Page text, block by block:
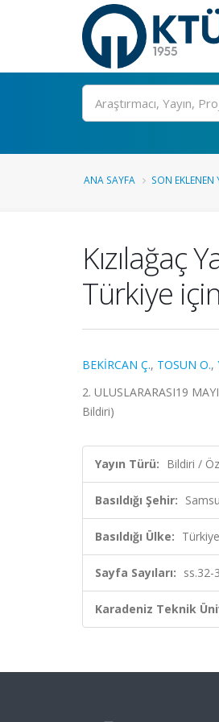
Ara
ANA SAYFA SON EKLENEN
Kızılağaç
Türkiye
BEKİRCAN Ç., TOSUN O.,
2. ULUSLARARASI19
Bildiri)
Yayın Türü: Bildiri /
Basıldığı Şehir:
Basıldığı Ülke: Türkiye
Sayfa Sayıları: ss.32-
Karadeniz Teknik